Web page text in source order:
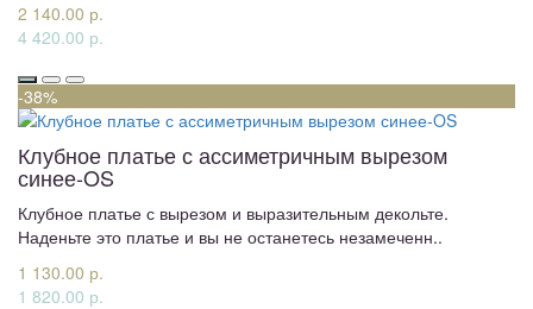
2 140.00 р.
4 420.00 р.
-38%
Клубное платье с ассиметричным вырезом
синее-OS
Клубное платье с вырезом и выразительным декольте.
Наденьте это платье и вы не останетесь незамеченн..
1 130.00 р.
1 820.00 р.